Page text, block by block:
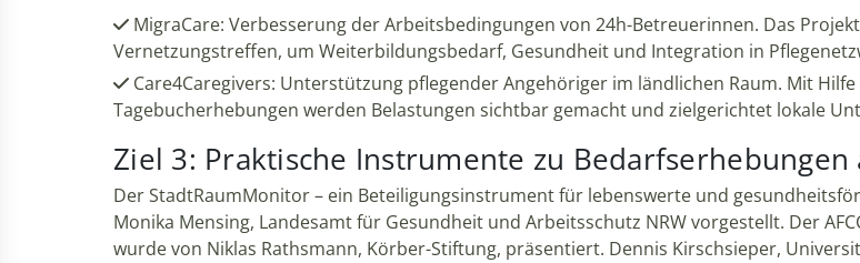
MigraCare: Verbesserung der Arbeitsbedingungen von 24h-Betreuerinnen. Das
Vernetzungstreffen, um Weiterbildungsbedarf, Gesundheit und Integration in
Care4Caregivers: Unterstützung pflegender Angehöriger im ländlichen Raum. Mit
Tagebucherhebungen werden Belastungen sichtbar gemacht und zielgerichtet lokale
Ziel 3: Praktische Instrumente zu
Der StadtRaumMonitor – ein Beteiligungsinstrument für lebenswerte und
Monika Mensing, Landesamt für Gesundheit und Arbeitsschutz NRW vorgestellt. Der
wurde von Niklas Rathsmann, Körber-Stiftung, präsentiert. Dennis Kirschsieper,